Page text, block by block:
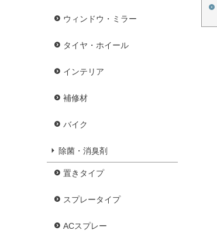
ウィンドウ・ミラー
タイヤ・ホイール
インテリア
補修材
バイク
除菌・消臭剤
置きタイプ
スプレータイプ
ACスプレー